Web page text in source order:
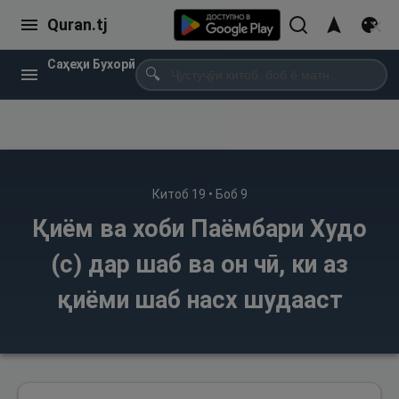
Quran.tj
Саҳеҳи Бухорӣ
🔍
Китоб 19 • Боб 9
Қиём ва хоби Паёмбари Худо
(с) дар шаб ва он чӣ, ки аз
қиёми шаб насх шудааст